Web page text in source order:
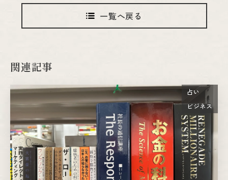
一覧へ戻る
関連記事
占い
ビジネス